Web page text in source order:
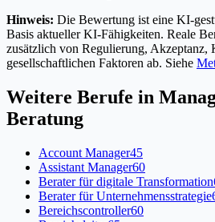
Hinweis: Die Bewertung ist eine KI-
Basis aktueller KI-Fähigkeiten. Reale
zusätzlich von Regulierung, Akzeptanz,
gesellschaftlichen Faktoren ab. Siehe
Weitere Berufe in
Beratung
Account Manager45
Assistant Manager60
Berater für digitale Transformation
Berater für Unternehmensstrategie
Bereichscontroller60